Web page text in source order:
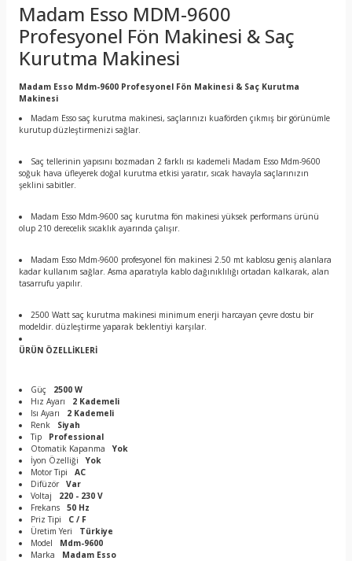
Madam Esso MDM-9600
Profesyonel Fön Makinesi & Saç
Kurutma Makinesi
Madam Esso Mdm-9600 Profesyonel Fön Makinesi & Saç Kurutma
Makinesi
Madam Esso saç kurutma makinesi, saçlarınızı kuaförden çıkmış bir görünümle
kurutup düzleştirmenizi sağlar.
Saç tellerinin yapısını bozmadan 2 farklı ısı kademeli Madam Esso Mdm-9600
soğuk hava üfleyerek doğal kurutma etkisi yaratır, sıcak havayla saçlarınızın
şeklini sabitler.
Madam Esso Mdm-9600 saç kurutma fön makinesi yüksek performans ürünü
olup 210 derecelik sıcaklık ayarında çalışır.
Madam Esso Mdm-9600 profesyonel fön makinesi 2.50 mt kablosu geniş alanlara
kadar kullanım sağlar. Asma aparatıyla kablo dağınıklılığı ortadan kalkarak, alan
tasarrufu yapılır.
2500 Watt saç kurutma makinesi minimum enerji harcayan çevre dostu bir
modeldir. düzleştirme yaparak beklentiyi karşılar.
ÜRÜN ÖZELLİKLERİ
Güç 2500 W
Hız Ayarı 2 Kademeli
Isı Ayarı 2 Kademeli
Renk Siyah
Tip Professional
Otomatik KapanmaYok
İyon ÖzelliğiYok
Motor TipiAC
DifüzörVar
Voltaj 220 - 230 V
Frekans50 Hz
Priz Tipi C / F
Üretim Yeri Türkiye
Model
Mdm-9600
Marka Madam Esso